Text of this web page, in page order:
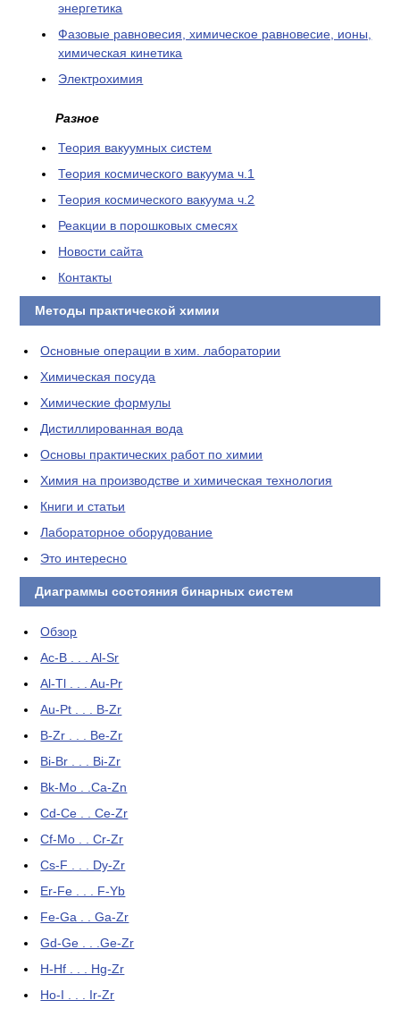
энергетика
Фазовые равновесия, химическое равновесие, ионы,
химическая кинетика
Электрохимия
Разное
Теория вакуумных систем
Теория космического вакуума ч.1
Теория космического вакуума ч.2
Реакции в порошковых смесях
Новости сайта
Контакты
Методы практической химии
Основные операции в хим. лаборатории
Химическая посуда
Химические формулы
Дистиллированная вода
Основы практических работ по химии
Химия на производстве и химическая технология
Книги и статьи
Лабораторное оборудование
Это интересно
Диаграммы состояния бинарных систем
Обзор
Ac-B . . . Al-Sr
Al-Tl . . . Au-Pr
Au-Pt . . . B-Zr
B-Zr . . . Be-Zr
Bi-Br . . . Bi-Zr
Bk-Mo . .Ca-Zn
Cd-Ce . . Ce-Zr
Cf-Mo . . Cr-Zr
Cs-F . . . Dy-Zr
Er-Fe . . . F-Yb
Fe-Ga . . Ga-Zr
Gd-Ge . . .Ge-Zr
H-Hf . . . Hg-Zr
Ho-I . . . Ir-Zr